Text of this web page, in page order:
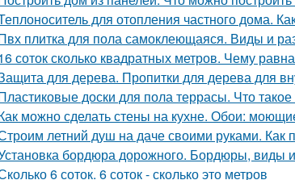
для отопления частного дома.
плитка для пола самоклеющаяся. Виды и
соток сколько квадратных метров. Чему
для дерева. Пропитки для дерева для
доски для пола террасы. Что
можно сделать стены на кухне. Обои:
летний душ на даче своими руками. Как
бордюра дорожного. Бордюры, виды
6 соток. 6 соток - сколько это метров